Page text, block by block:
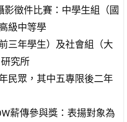
影徵件比賽：中學生組（國
級中等學
三年學生）及社會組（大
究所
民眾，其中五專限後二年
薪傳參與獎：表揚對象為